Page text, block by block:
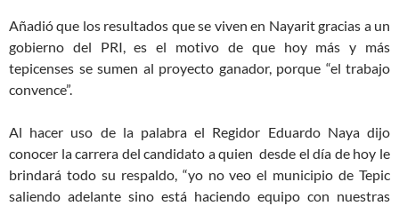
Añadió que los resultados que se viven en Nayarit gracias a un
gobierno del PRI, es el motivo de que hoy más y más
tepicenses se sumen al proyecto ganador, porque “el trabajo
convence”.
Al hacer uso de la palabra el Regidor Eduardo Naya dijo
conocer la carrera del candidato a quien desde el día de hoy le
brindará todo su respaldo, “yo no veo el municipio de Tepic
saliendo adelante sino está haciendo equipo con nuestras